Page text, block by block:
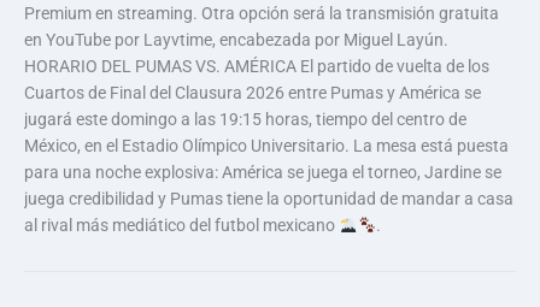
Premium en streaming. Otra opción será la transmisión gratuita
en YouTube por Layvtime, encabezada por Miguel Layún.
HORARIO DEL PUMAS VS. AMÉRICA El partido de vuelta de los
Cuartos de Final del Clausura 2026 entre Pumas y América se
jugará este domingo a las 19:15 horas, tiempo del centro de
México, en el Estadio Olímpico Universitario. La mesa está puesta
para una noche explosiva: América se juega el torneo, Jardine se
juega credibilidad y Pumas tiene la oportunidad de mandar a casa
al rival más mediático del futbol mexicano
.